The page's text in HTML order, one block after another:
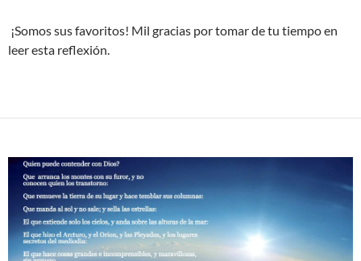
¡Somos sus favoritos! Mil gracias por tomar de tu tiempo en
leer esta reflexión.